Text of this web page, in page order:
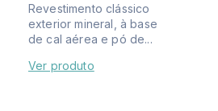
Revestimento clássico
exterior mineral, à base
de cal aérea e pó de...
Ver produto